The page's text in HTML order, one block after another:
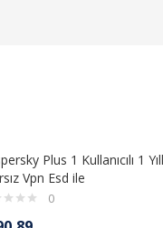
Plus 1 Kullanıcılı 1
Vpn Esd ile
0